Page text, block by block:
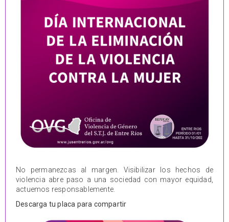
No permanezcas al margen. Visibilizar los hechos de
violencia abre paso a una sociedad con mayor equidad,
actuemos responsablemente.
Descarga tu placa para compartir